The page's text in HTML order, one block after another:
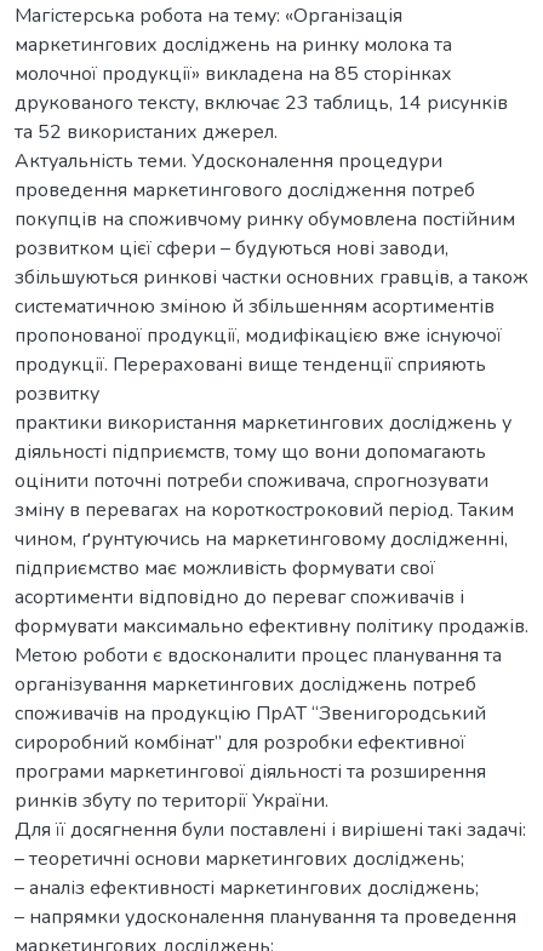
Магістерська робота на тему: «Організація
маркетингових досліджень на ринку молока та
молочної продукції» викладена на 85 сторінках
друкованого тексту, включає 23 таблиць, 14 рисунків
та 52 використаних джерел.
Актуальність теми. Удосконалення процедури
проведення маркетингового дослідження потреб
покупців на споживчому ринку обумовлена постійним
розвитком цієї сфери – будуються нові заводи,
збільшуються ринкові частки основних гравців, а також
систематичною зміною й збільшенням асортиментів
пропонованої продукції, модифікацією вже існуючої
продукції. Перераховані вище тенденції сприяють
розвитку
практики використання маркетингових досліджень у
діяльності підприємств, тому що вони допомагають
оцінити поточні потреби споживача, спрогнозувати
зміну в перевагах на короткостроковий період. Таким
чином, ґрунтуючись на маркетинговому дослідженні,
підприємство має можливість формувати свої
асортименти відповідно до переваг споживачів і
формувати максимально ефективну політику продажів.
Метою роботи є вдосконалити процес планування та
організування маркетингових досліджень потреб
споживачів на продукцію ПрАТ “Звенигородський
сироробний комбінат” для розробки ефективної
програми маркетингової діяльності та розширення
ринків збуту по території України.
Для її досягнення були поставлені і вирішені такі задачі:
– теоретичні основи маркетингових досліджень;
– аналіз ефективності маркетингових досліджень;
– напрямки удосконалення планування та проведення